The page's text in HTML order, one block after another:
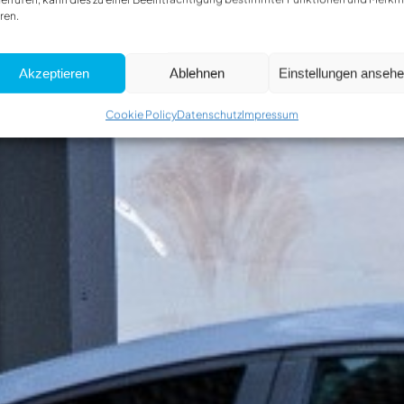
Akzeptieren Ablehnen Einstellungen
Cookie PolicyDatenschutzImpressum